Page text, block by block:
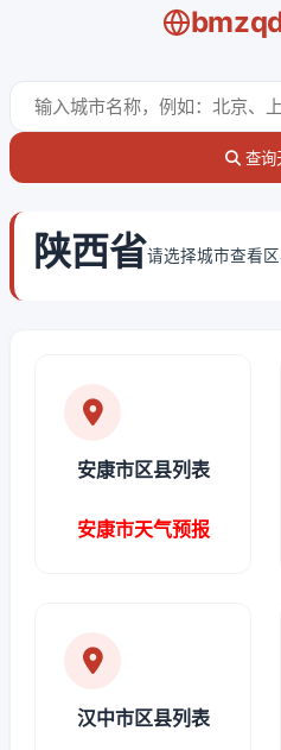
查询
陕西省请选择城市查看
安康市区县列表
安康市天气预报
汉中市区县列表